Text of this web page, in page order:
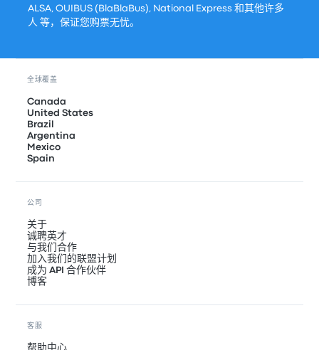
ALSA, OUIBUS (BlaBlaBus), National Express 和其他许多
人 等，保证您购票无忧。
全球覆盖
Canada
United States
Brazil
Argentina
Mexico
Spain
公司
关于
诚聘英才
与我们合作
加入我们的联盟计划
成为 API 合作伙伴
博客
客服
帮助中心